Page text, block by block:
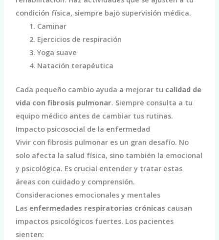
condición física, siempre bajo supervisión médica.
Caminar
Ejercicios de respiración
Yoga suave
Natación terapéutica
Cada pequeño cambio ayuda a mejorar tu calidad de
vida con fibrosis pulmonar. Siempre consulta a tu
equipo médico antes de cambiar tus rutinas.
Impacto psicosocial de la enfermedad
Vivir con fibrosis pulmonar es un gran desafío. No
solo afecta la salud física, sino también la emocional
y psicológica. Es crucial entender y tratar estas
áreas con cuidado y comprensión.
Consideraciones emocionales y mentales
Las enfermedades respiratorias crónicas causan
impactos psicológicos fuertes. Los pacientes
sienten: